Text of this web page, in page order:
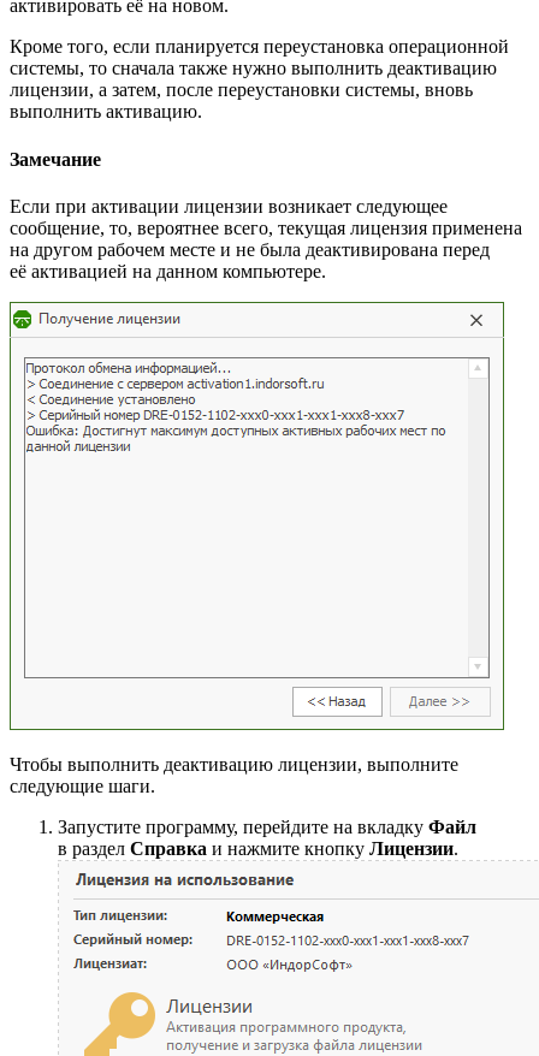
активировать её на новом.
Кроме того, если планируется переустановка операционной
системы, то сначала также нужно выполнить деактивацию
лицензии, а затем, после переустановки системы, вновь
выполнить активацию.
Замечание
Если при активации лицензии возникает следующее
сообщение, то, вероятнее всего, текущая лицензия применена
на другом рабочем месте и не была деактивирована перед
её активацией на данном компьютере.
Чтобы выполнить деактивацию лицензии, выполните
следующие шаги.
Запустите программу, перейдите на вкладку Файл
в раздел Справка и нажмите кнопку Лицензии.